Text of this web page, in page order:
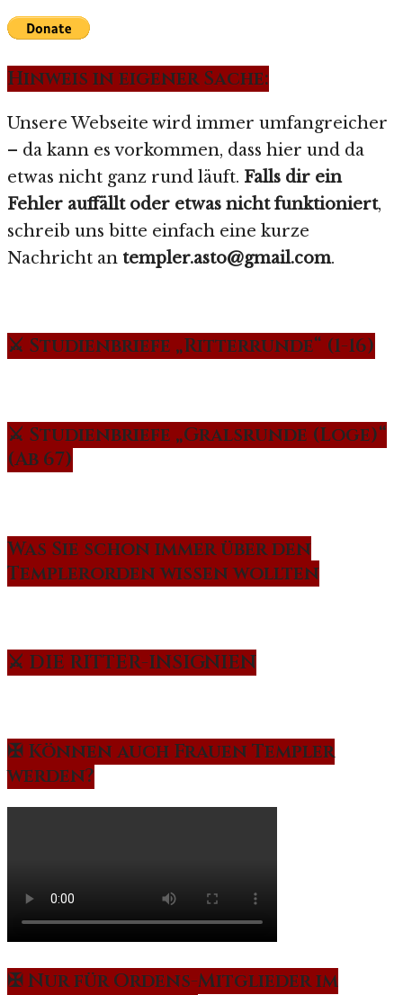
Hinweis in eigener Sache:
Unsere Webseite wird immer umfangreicher
– da kann es vorkommen, dass hier und da
etwas nicht ganz rund läuft. Falls dir ein
Fehler auffällt oder etwas nicht funktioniert,
schreib uns bitte einfach eine kurze
Nachricht an templer.asto@gmail.com.
⚔️ Studienbriefe „Ritterrunde“ (1-16)
⚔️ Studienbriefe „Gralsrunde (Loge)“
(Ab 67)
Was Sie schon immer über den
Templerorden wissen wollten
⚔️ DIE RITTER-INSIGNIEN
✠ Können auch Frauen Templer
werden?
✠ Nur für Ordens-Mitglieder im